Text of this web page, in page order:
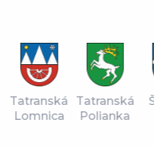
Tatranská
Lomnica
Tatranská
Polianka